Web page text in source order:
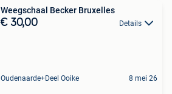
Weegschaal Becker Bruxelles
€ 30,00 Details
Oudenaarde+Deel Ooike 8 mei 26